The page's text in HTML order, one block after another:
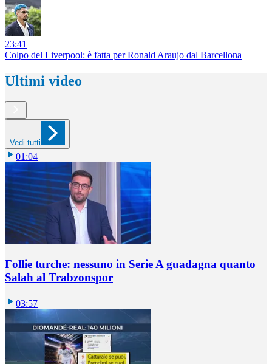
23:41
Colpo del Liverpool: è fatta per Ronald Araujo dal Barcellona
Ultimi video
Vedi tutti
01:04
Follie turche: nessuno in Serie A guadagna quanto
Salah al Trabzonspor
03:57